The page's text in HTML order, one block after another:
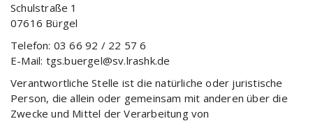
Schulstraße 1
07616 Bürgel
Telefon: 03 66 92 / 22 57 6
E-Mail: tgs.buergel@sv.lrashk.de
Verantwortliche Stelle ist die natürliche oder juristische
Person, die allein oder gemeinsam mit anderen über die
Zwecke und Mittel der Verarbeitung von